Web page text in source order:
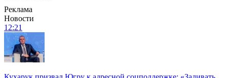
Реклама
Новости
12:21